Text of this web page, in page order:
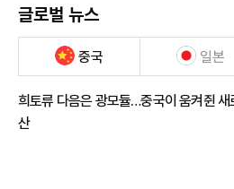
글로벌 뉴스
중국 일본
희토류 다음은 광모듈…중국이 움켜쥔 새
산